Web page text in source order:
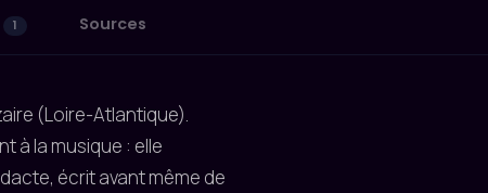
1 Sources
(Loire-Atlantique).
à la musique : elle
écrit avant même de